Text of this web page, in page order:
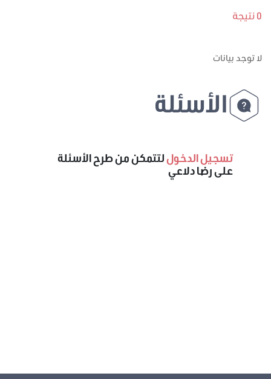
0 نتيجة
لا توجد بيانات
الأسئلة
تسجيل الدخوللتتمكن من طرح الأسئلة
على رضا دلاعي